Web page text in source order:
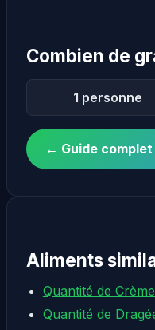
Combien de
1 personne
← Guide
Aliments
Quantité de
Quantité de